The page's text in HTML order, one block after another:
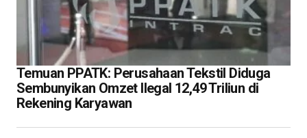
Temuan PPATK: Perusahaan Tekstil Diduga
Sembunyikan Omzet Ilegal 12,49 Triliun di
Rekening Karyawan